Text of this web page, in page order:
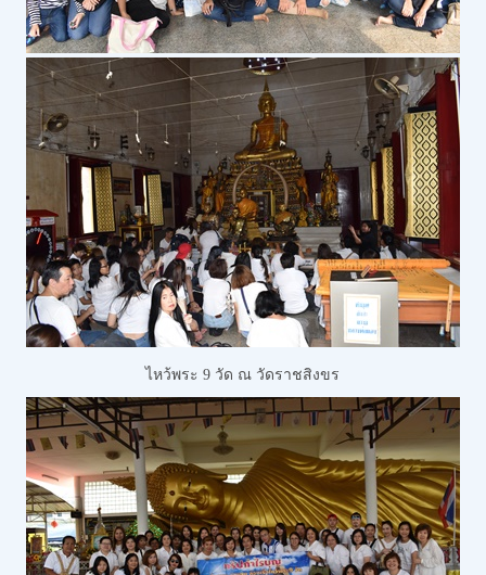
ไหว้พระ 9 วัด ณ วัดราชสิงขร